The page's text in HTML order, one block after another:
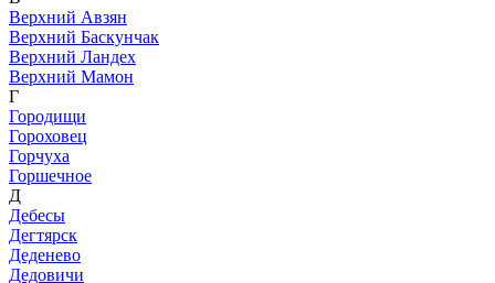
Верхний Авзян
Верхний Баскунчак
Верхний Ландех
Верхний Мамон
Г
Городищи
Гороховец
Горчуха
Горшечное
Д
Дебесы
Дегтярск
Деденево
Дедовичи